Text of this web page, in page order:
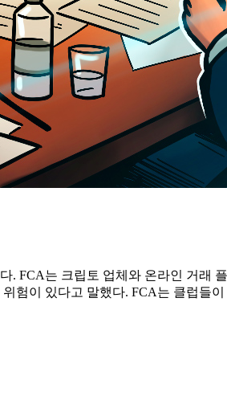
FCA는 크립토 업체와 온라인 거래
험이 있다고 말했다. FCA는 클럽들